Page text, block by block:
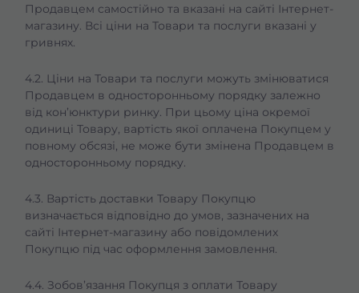
Продавцем самостійно та вказані на сайті Інтернет-
магазину. Всі ціни на Товари та послуги вказані у
гривнях.
4.2. Ціни на Товари та послуги можуть змінюватися
Продавцем в односторонньому порядку залежно
від кон’юнктури ринку. При цьому ціна окремої
одиниці Товару, вартість якої оплачена Покупцем у
повному обсязі, не може бути змінена Продавцем в
односторонньому порядку.
4.3. Вартість доставки Товару Покупцю
визначається відповідно до умов, зазначених на
сайті Інтернет-магазину або повідомлених
Покупцю під час оформлення замовлення.
4.4. Зобов’язання Покупця з оплати Товару